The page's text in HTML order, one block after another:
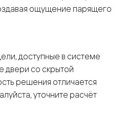
ощущение парящего
доступные в системе
двери со скрытой
решения отличается
уточните расчёт